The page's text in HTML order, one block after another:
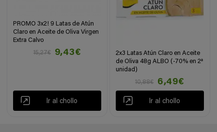
PROMO 3x2! 9 Latas de Atún
Claro en Aceite de Oliva Virgen
Extra Calvo
15,27€
9,43€
Ir al chollo
2x3 Latas Atún Claro en Aceite
de Oliva 48g ALBO (-70% en 2ª
unidad)
10,88€
6,49€
Ir al chollo